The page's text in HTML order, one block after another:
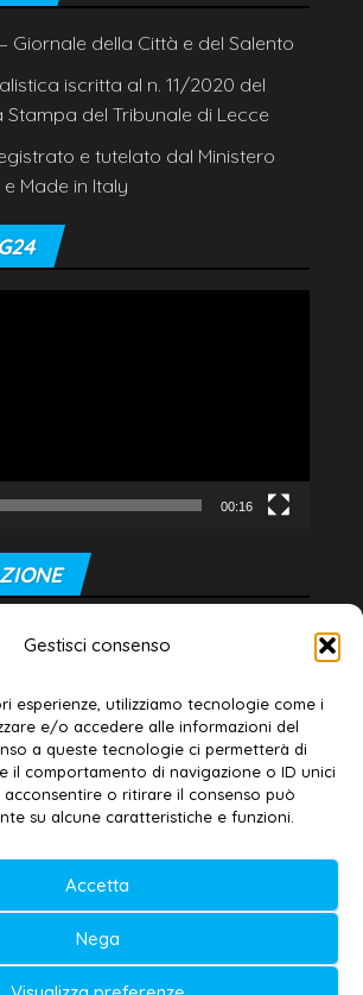
Gestisci consenso
esperienze, utilizziamo tecnologie come i
e/o accedere alle informazioni del
a queste tecnologie ci permetterà di
il comportamento di navigazione o ID unici
o ritirare il consenso può
su alcune caratteristiche e funzioni.
Accetta
Nega
– Giornale della Città e del Salento
iscritta al n. 11/2020 del
Stampa del Tribunale di Lecce
e tutelato dal Ministero
Made in Italy
00:16
responsabile:
Masciullo
–Cookie policy
al n. 11/2020 Registro della
Tribunale di Lecce